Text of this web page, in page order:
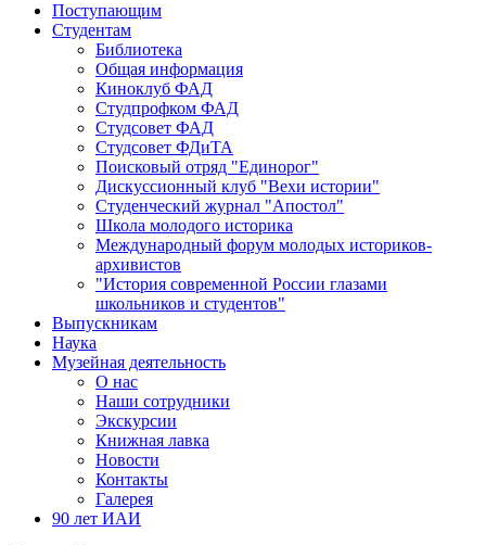
Поступающим
Студентам
Библиотека
Общая информация
Киноклуб ФАД
Студпрофком ФАД
Студсовет ФАД
Студсовет ФДиТА
Поисковый отряд "Единорог"
Дискуссионный клуб "Вехи истории"
Студенческий журнал "Апостол"
Школа молодого историка
Международный форум молодых историков-
архивистов
"История современной России глазами
школьников и студентов"
Выпускникам
Наука
Музейная деятельность
О нас
Наши сотрудники
Экскурсии
Книжная лавка
Новости
Контакты
Галерея
90 лет ИАИ